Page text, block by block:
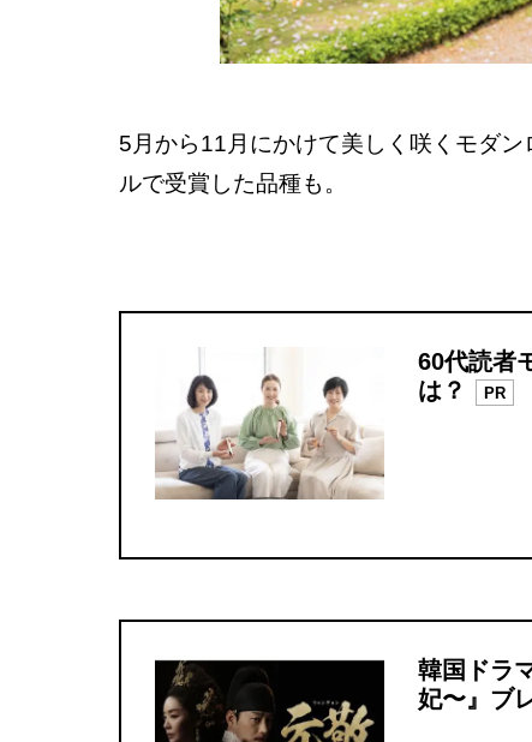
5月から11月にかけて美しく咲くモダ
ルで受賞した品種も。
60代読者
は？
PR
韓国ドラ
妃〜』ブ